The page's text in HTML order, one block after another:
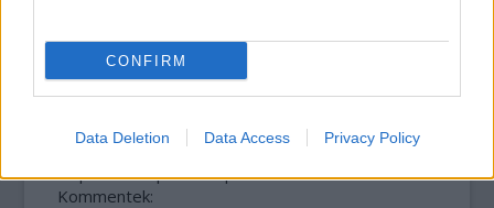
CONFIRM
Data Deletion Data Access Privacy Policy
EGY VÁLOGATOTT TÁRSASÁGRA”
A bejegyzés trackback címe:
https://kulturpart.hu/api/trackback/id/7943776
Kommentek: